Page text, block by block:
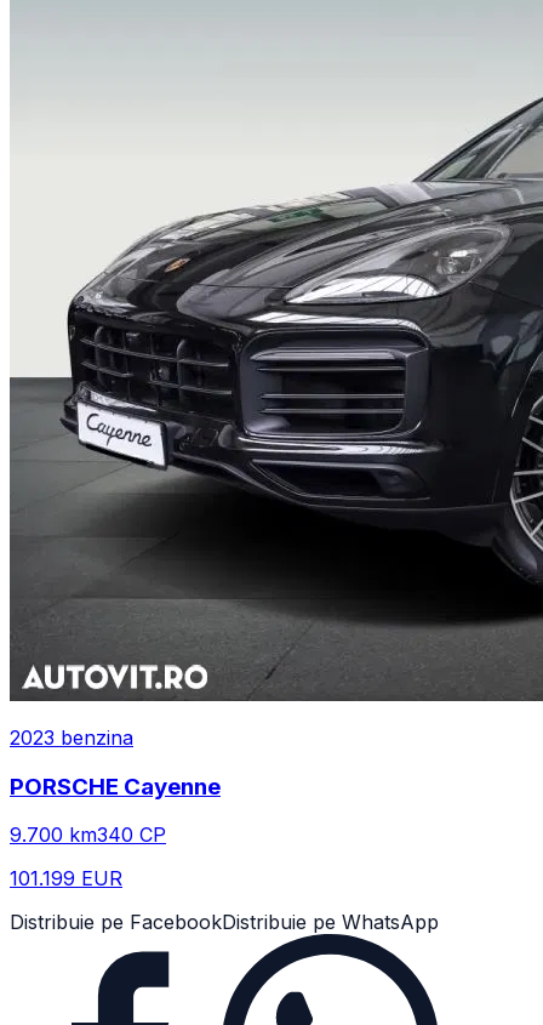
2023 benzina
PORSCHE Cayenne
9.700 km340 CP
101.199 EUR
Distribuie pe FacebookDistribuie pe WhatsApp